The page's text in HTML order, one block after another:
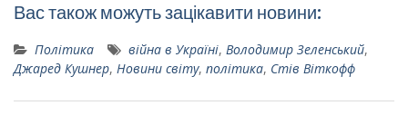
Вас також можуть зацікавити новини:
Політика війна в Україні, Володимир Зеленський,
Джаред Кушнер, Новини світу, політика, Стів Віткофф